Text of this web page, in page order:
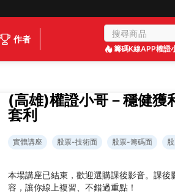
作者
籌碼K線APP權證
(高雄)權證小哥－穩健獲
套利
實體講座 股票-技術面 股票-籌碼面
本場講座已結束，歡迎選購課後影音。課後
容，讓你線上複習、不錯過重點！